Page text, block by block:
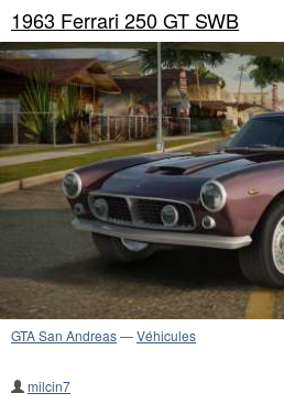
1963 Ferrari 250 GT SWB
GTA San Andreas—Véhicules
milcin7